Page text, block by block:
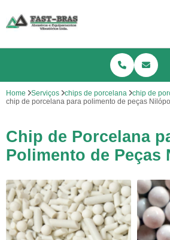
Home Serviços chips de porcelana
chip de
chip de porcelana para polimento de peças
Chip de Porcelana
Polimento de Peças